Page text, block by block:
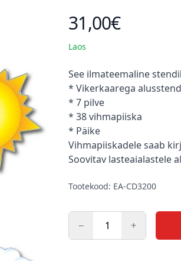
Toote hind
31,00€
Laos
Kirjeldus
See ilmateemaline
* Vikerkaarega
* 7 pilve
* 38 vihmapiiska
* Päike
Vihmapiiskadele saab
Soovitav lasteaialastele
Tootekood: EA-CD3200
− +